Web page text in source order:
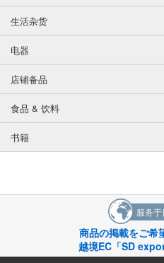
生活杂货
电器
店铺备品
食品 & 饮料
书籍
服务
商品の掲載をご希
越境EC「SD